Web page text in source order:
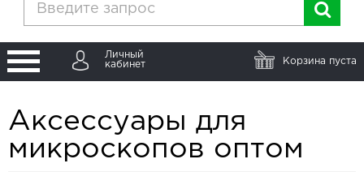
Личный
кабинет
Корзина пуста
Аксессуары для
микроскопов оптом